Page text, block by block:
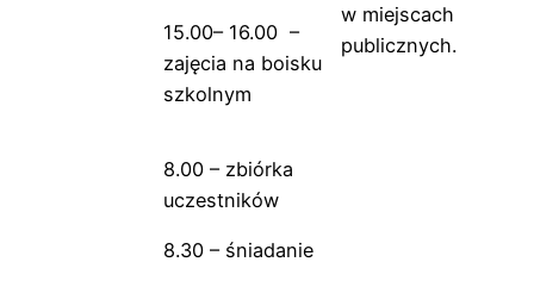
15.00– 16.00 –
zajęcia na boisku
szkolnym
w miejscach
publicznych.
8.00 – zbiórka
uczestników
8.30 – śniadanie